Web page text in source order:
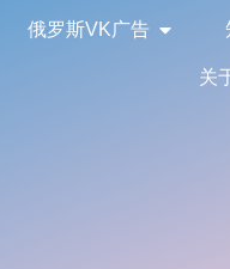
俄罗斯VK广告
关